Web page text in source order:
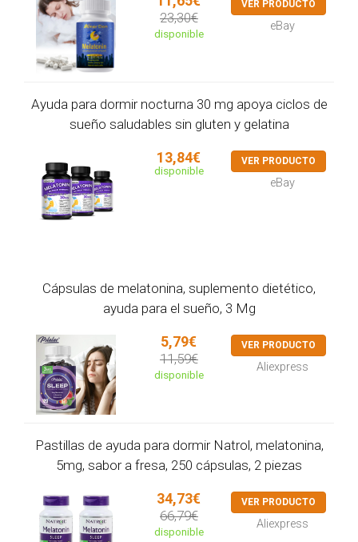
23,30€
disponible
VER PRODUCTO
eBay
Ayuda para dormir nocturna 30 mg apoya ciclos de
sueño saludables sin gluten y gelatina
13,84€
disponible
VER PRODUCTO
eBay
Cápsulas de melatonina, suplemento dietético,
ayuda para el sueño, 3 Mg
5,79€
11,59€
disponible
VER PRODUCTO
Aliexpress
Pastillas de ayuda para dormir Natrol, melatonina,
5mg, sabor a fresa, 250 cápsulas, 2 piezas
34,73€
66,79€
disponible
VER PRODUCTO
Aliexpress